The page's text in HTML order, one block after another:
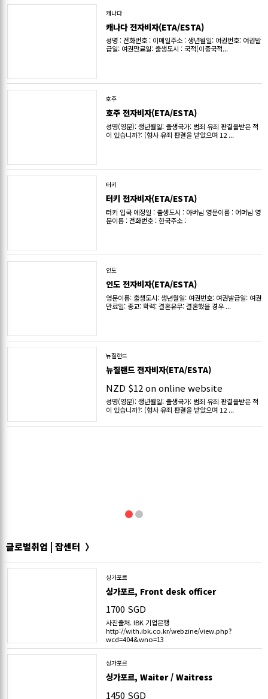
캐나다
캐나다 전자비자(ETA/ESTA)
성명 : 전화번호 : 이메일주소 : 생년월일: 여권번호: 여권발
급일: 여권만료일: 출생도시 : 국적(이중국적...
호주
호주 전자비자(ETA/ESTA)
성명(영문): 생년월일: 출생국가: 범죄 유죄 판결을받은 적
이 있습니까?: (형사 유죄 판결을 받았으며 12 ...
터키
터키 전자비자(ETA/ESTA)
터키 입국 예정일 : 출생도시 : 아버님 영문이름 : 어머님 영
문이름 : 전화번호 : 한국주소 :
인도
인도 전자비자(ETA/ESTA)
영문이름: 출생도시: 생년월일: 여권번호: 여권발급일: 여권
만료일: 종교: 학력: 결혼유무: 결혼했을 경우 ...
뉴질랜드
뉴질랜드 전자비자(ETA/ESTA)
NZD $12 on online website
성명(영문): 생년월일: 출생국가: 범죄 유죄 판결을받은 적
이 있습니까?: (형사 유죄 판결을 받았으며 12 ...
글로벌취업 | 잡센터
싱가포르
싱가포르, Front desk officer
1700 SGD
사진출처. IBK 기업은행
http://with.ibk.co.kr/webzine/view.php?
wcd=404&wno=13
싱가포르
싱가포르, Waiter / Waitress
1450 SGD